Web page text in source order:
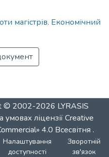
магістрів. Економічний
© 2002-2026 LYRASIS
ліцензіїCreative
4.0 Всесвітня .
Налаштування
доступності
Зворотній
зв'язок